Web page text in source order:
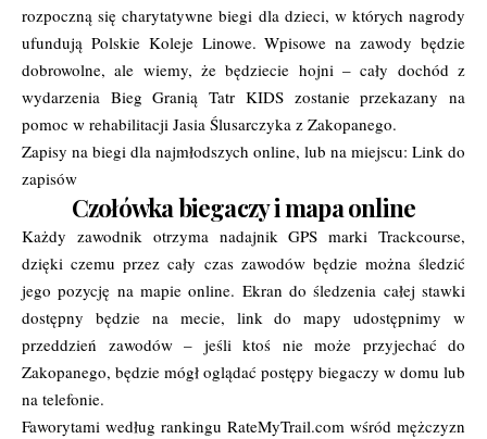
rozpoczną się charytatywne biegi dla dzieci, w których nagrody
ufundują Polskie Koleje Linowe. Wpisowe na zawody będzie
dobrowolne, ale wiemy, że będziecie hojni – cały dochód z
wydarzenia Bieg Granią Tatr KIDS zostanie przekazany na
pomoc w rehabilitacji Jasia Ślusarczyka z Zakopanego.
Zapisy na biegi dla najmłodszych online, lub na miejscu: Link do
zapisów
Czołówka biegaczy i mapa online
Każdy zawodnik otrzyma nadajnik GPS marki Trackcourse,
dzięki czemu przez cały czas zawodów będzie można śledzić
jego pozycję na mapie online. Ekran do śledzenia całej stawki
dostępny będzie na mecie, link do mapy udostępnimy w
przeddzień zawodów – jeśli ktoś nie może przyjechać do
Zakopanego, będzie mógł oglądać postępy biegaczy w domu lub
na telefonie.
Faworytami według rankingu RateMyTrail.com wśród mężczyzn